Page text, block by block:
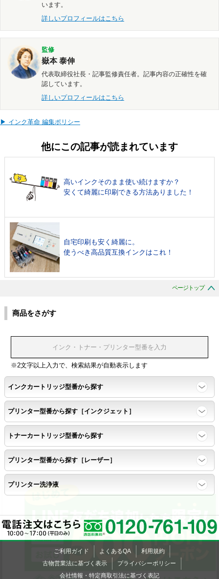
×
います。
詳しいプロフィールはこちら
監修
嶽本 泰伸
代表取締役社長・記事監修責任者。記事内容の正確性を確
認しています。
詳しいプロフィールはこちら
▶ インク革命 編集ポリシー
他にこの記事が読まれています
高いインクそのまま使い続けますか？
安くて綺麗に印刷できる方法ありました！
自宅印刷も安く綺麗に。
使うべき高品質互換インクはこれ！
ページトップ
商品をさがす
※2文字以上入力で、検索結果が自動表示します
インクカートリッジ型番から探す
プリンター型番から探す［インクジェット］
トナーカートリッジ型番から探す
プリンター型番から探す［レーザー］
プリンター洗浄液
ご利用ガイド よくあるQA
利用規約
古物営業法に基づく表示
プライバシーポリシー
会社情報・特定商取引法に基づく表記